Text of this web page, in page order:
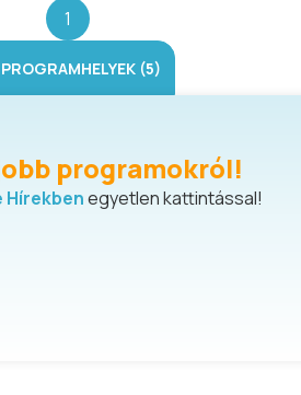
1
PROGRAMHELYEK (5)
programokról!
egyetlen kattintással!